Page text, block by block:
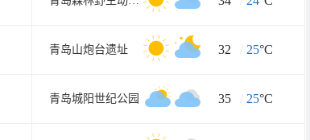
青岛山炮台遗址 32 / 25°C
青岛城阳世纪公园 35 / 25°C